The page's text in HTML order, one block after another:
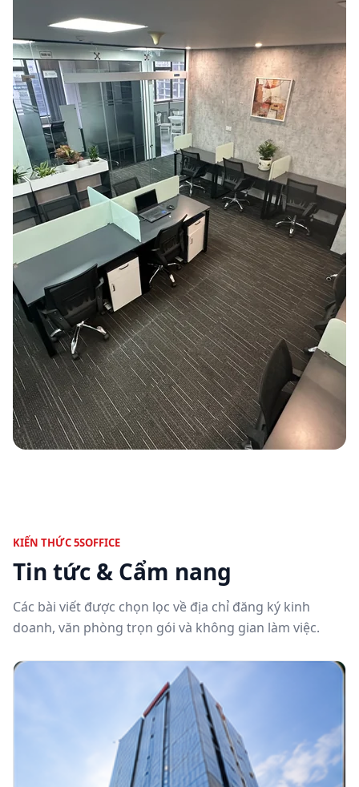
KIẾN THỨC 5SOFFICE
Tin tức & Cẩm nang
Các bài viết được chọn lọc về địa chỉ đăng ký kinh
doanh, văn phòng trọn gói và không gian làm việc.